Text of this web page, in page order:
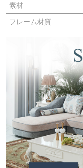
素材
フレーム材質